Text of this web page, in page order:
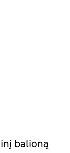
balioną